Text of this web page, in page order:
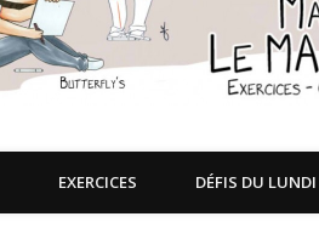
EXERCICES DÉFIS DU LUNDI